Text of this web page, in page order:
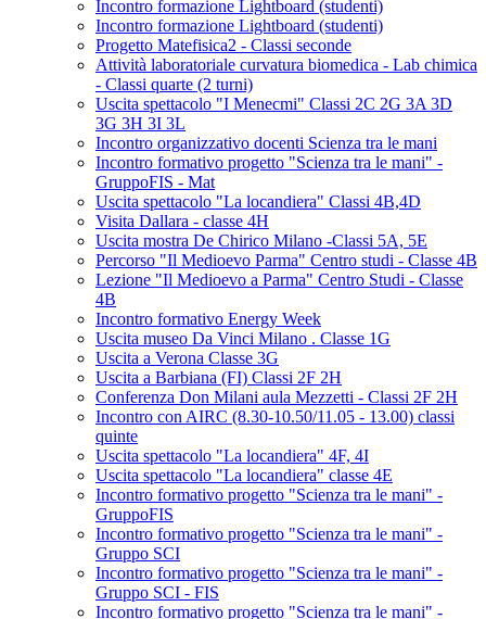
Incontro formazione Lightboard (studenti)
Incontro formazione Lightboard (studenti)
Progetto Matefisica2 - Classi seconde
Attività laboratoriale curvatura biomedica - Lab chimica
- Classi quarte (2 turni)
Uscita spettacolo "I Menecmi" Classi 2C 2G 3A 3D
3G 3H 3I 3L
Incontro organizzativo docenti Scienza tra le mani
Incontro formativo progetto "Scienza tra le mani" -
GruppoFIS - Mat
Uscita spettacolo "La locandiera" Classi 4B,4D
Visita Dallara - classe 4H
Uscita mostra De Chirico Milano -Classi 5A, 5E
Percorso "Il Medioevo Parma" Centro studi - Classe 4B
Lezione "Il Medioevo a Parma" Centro Studi - Classe
4B
Incontro formativo Energy Week
Uscita museo Da Vinci Milano . Classe 1G
Uscita a Verona Classe 3G
Uscita a Barbiana (FI) Classi 2F 2H
Conferenza Don Milani aula Mezzetti - Classi 2F 2H
Incontro con AIRC (8.30-10.50/11.05 - 13.00) classi
quinte
Uscita spettacolo "La locandiera" 4F, 4I
Uscita spettacolo "La locandiera" classe 4E
Incontro formativo progetto "Scienza tra le mani" -
GruppoFIS
Incontro formativo progetto "Scienza tra le mani" -
Gruppo SCI
Incontro formativo progetto "Scienza tra le mani" -
Gruppo SCI - FIS
Incontro formativo progetto "Scienza tra le mani" -